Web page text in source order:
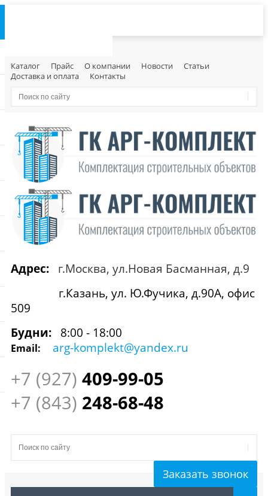
Каталог Прайс О компании Новости
Статьи
Доставка и оплата
Контакты
Адрес:
г.Москва, ул.Новая Басманная, д.9
г.Казань, ул. Ю.Фучика, д.90А, офис
509
Будни:
8:00 - 18:00
Email: arg-komplekt@yandex.ru
+7 (927) 409-99-05
+7 (843) 248-68-48
Заказать звонок